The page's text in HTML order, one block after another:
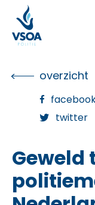
the
content
overzicht
twitter
Geweld